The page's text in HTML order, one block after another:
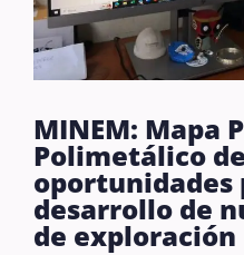
MINEM: Mapa
Polimetálico
oportunidades
desarrollo de
de exploración